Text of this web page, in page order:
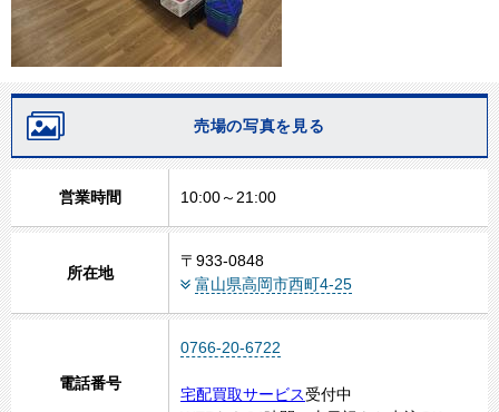
売場の写真を見る
営業時間 10:00～21:00
所在地
〒933-0848
富山県高岡市西町4-25
電話番号
0766-20-6722
宅配買取サービス受付中